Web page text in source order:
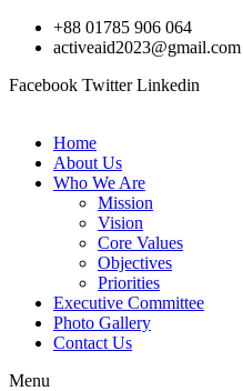
Skip
+88 01785 906 064
activeaid2023@gmail.com
Facebook Twitter Linkedin
Home
About Us
Who We Are
Mission
Vision
Core Values
Objectives
Priorities
Executive Committee
Photo Gallery
Contact Us
Menu